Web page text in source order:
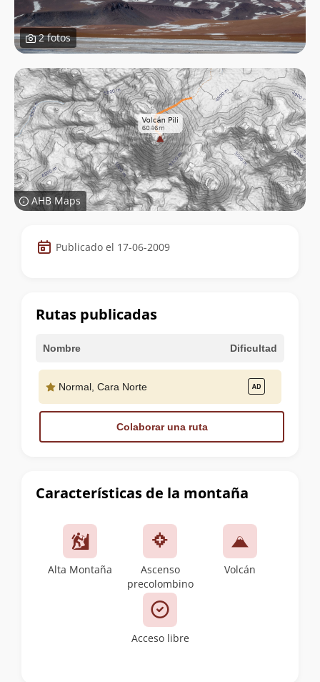
2 fotos
AHB Maps
Datos
de
cumbre
Publicado el 17-06-2009
Características de la montaña
Alta Montaña
Ascenso
precolombino
Volcán
Acceso libre
Rutas publicadas
Nombre Dificultad
Normal, Cara Norte
Colaborar una ruta